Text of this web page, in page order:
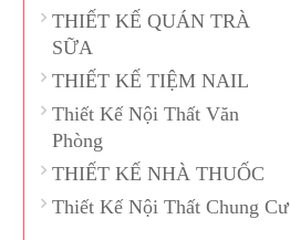
THIẾT KẾ QUÁN TRÀ
SỮA
THIẾT KẾ TIỆM NAIL
Thiết Kế Nội Thất Văn
Phòng
THIẾT KẾ NHÀ THUỐC
Thiết Kế Nội Thất Chung Cư